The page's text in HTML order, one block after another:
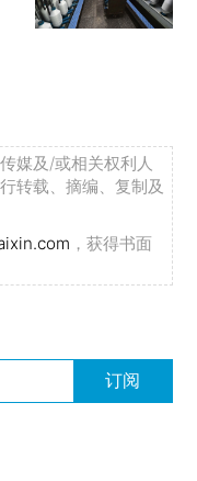
媒及/或相关权利人
转载、摘编、复制及
，获得书面
订阅